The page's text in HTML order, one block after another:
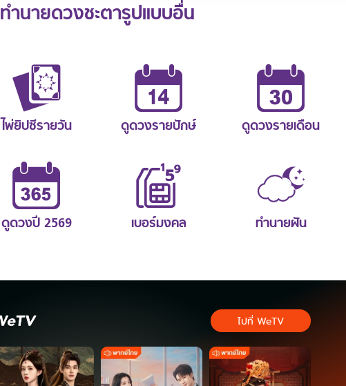
ทำนายดวงชะตารูปแบบอื่น
ไพ่ยิปซีรายวัน ดูดวงรายปักษ์ ดูดวงรายเดือน
ดูดวงปี 2569 เบอร์มงคล ทำนายฝัน
ไปที่ WeTV